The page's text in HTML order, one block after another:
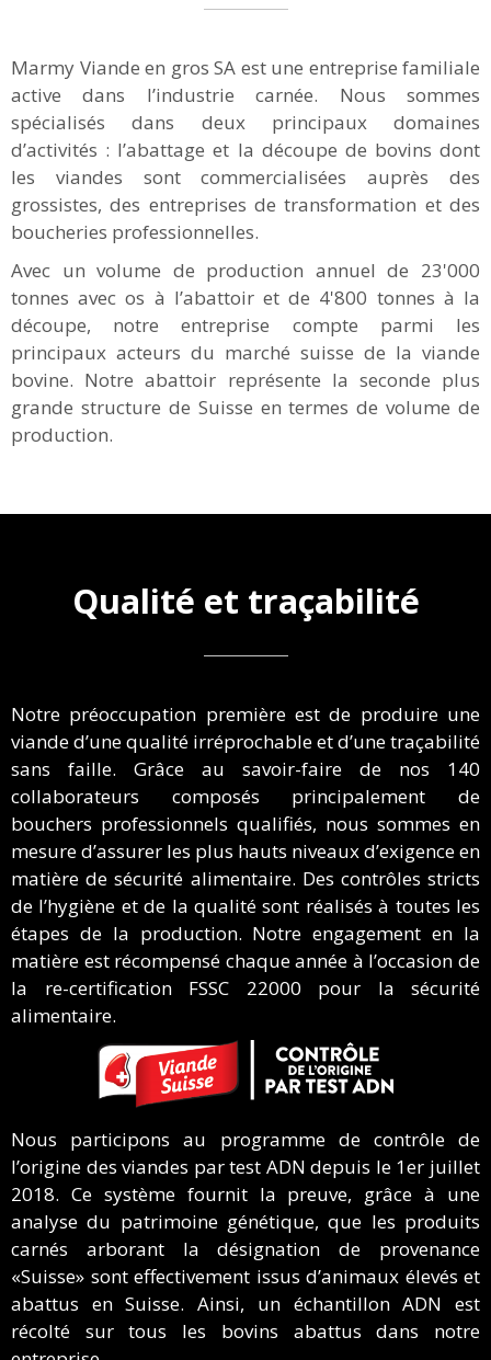
Marmy Viande en gros SA est une entreprise familiale
active dans l’industrie carnée. Nous sommes
spécialisés dans deux principaux domaines
d’activités : l’abattage et la découpe de bovins dont
les viandes sont commercialisées auprès des
grossistes, des entreprises de transformation et des
boucheries professionnelles.
Avec un volume de production annuel de 23'000
tonnes avec os à l’abattoir et de 4'800 tonnes à la
découpe, notre entreprise compte parmi les
principaux acteurs du marché suisse de la viande
bovine. Notre abattoir représente la seconde plus
grande structure de Suisse en termes de volume de
production.
Qualité et traçabilité
Notre préoccupation première est de produire une
viande d’une qualité irréprochable et d’une traçabilité
sans faille. Grâce au savoir-faire de nos 140
collaborateurs composés principalement de
bouchers professionnels qualifiés, nous sommes en
mesure d’assurer les plus hauts niveaux d’exigence en
matière de sécurité alimentaire. Des contrôles stricts
de l’hygiène et de la qualité sont réalisés à toutes les
étapes de la production. Notre engagement en la
matière est récompensé chaque année à l’occasion de
la re-certification FSSC 22000 pour la sécurité
alimentaire.
Nous participons au programme de contrôle de
l’origine des viandes par test ADN depuis le 1er juillet
2018. Ce système fournit la preuve, grâce à une
analyse du patrimoine génétique, que les produits
carnés arborant la désignation de provenance
«Suisse» sont effectivement issus d’animaux élevés et
abattus en Suisse. Ainsi, un échantillon ADN est
récolté sur tous les bovins abattus dans notre